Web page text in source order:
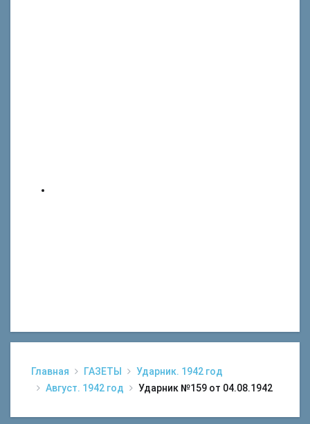
Главная ГАЗЕТЫ
Ударник. 1942 год
Август. 1942 год
Ударник №159 от 04.08.1942